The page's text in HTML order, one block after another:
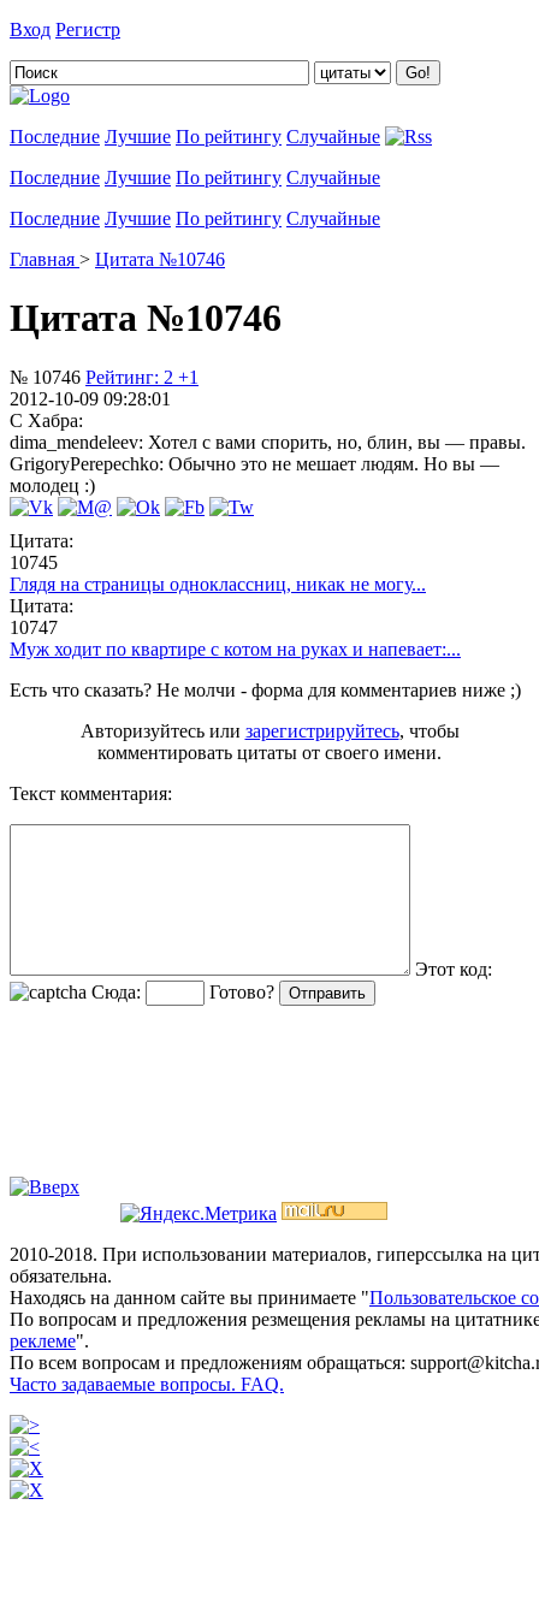
Вход Регистр
Последние Лучшие По рейтингу Случайные
Последние Лучшие По рейтингу Случайные
Последние Лучшие По рейтингу Случайные
Главная > Цитата №10746
Цитата №10746
№ 10746 Рейтинг: 2 +1
2012-10-09 09:28:01
С Хабра:
dima_mendeleev: Хотел с вами спорить, но, блин, вы — правы.
GrigoryPerepechko: Обычно это не мешает людям. Но вы —
молодец :)
Цитата:
10745
Глядя на страницы одноклассниц, никак не могу...
Цитата:
10747
Муж ходит по квартире с котом на руках и напевает:...
Есть что сказать? Не молчи - форма для комментариев ниже ;)
Авторизуйтесь или зарегистрируйтесь, чтобы
комментировать цитаты от своего имени.
Текст комментария:
Этот код:
Сюда:
Готово?
2010-2018. При использовании материалов, гиперссылка на
обязательна.
Находясь на данном сайте вы принимаете "Пользовательское
По вопросам и предложения резмещения рекламы на
реклеме".
По всем вопросам и предложениям обращаться:
Часто задаваемые вопросы. FAQ.